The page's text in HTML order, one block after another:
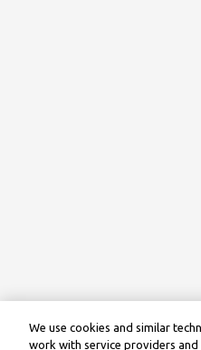
We use cookies and similar
work with service providers